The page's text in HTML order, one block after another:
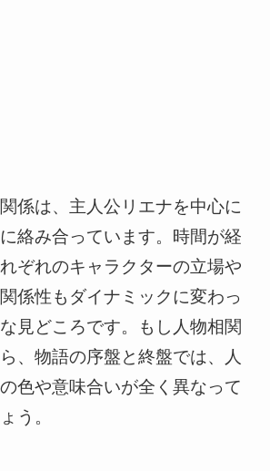
係は、主人公リエナを中心に
絡み合っています。時間が経
ぞれのキャラクターの立場や
係性もダイナミックに変わっ
見どころです。もし人物相関
、物語の序盤と終盤では、人
色や意味合いが全く異なって
う。